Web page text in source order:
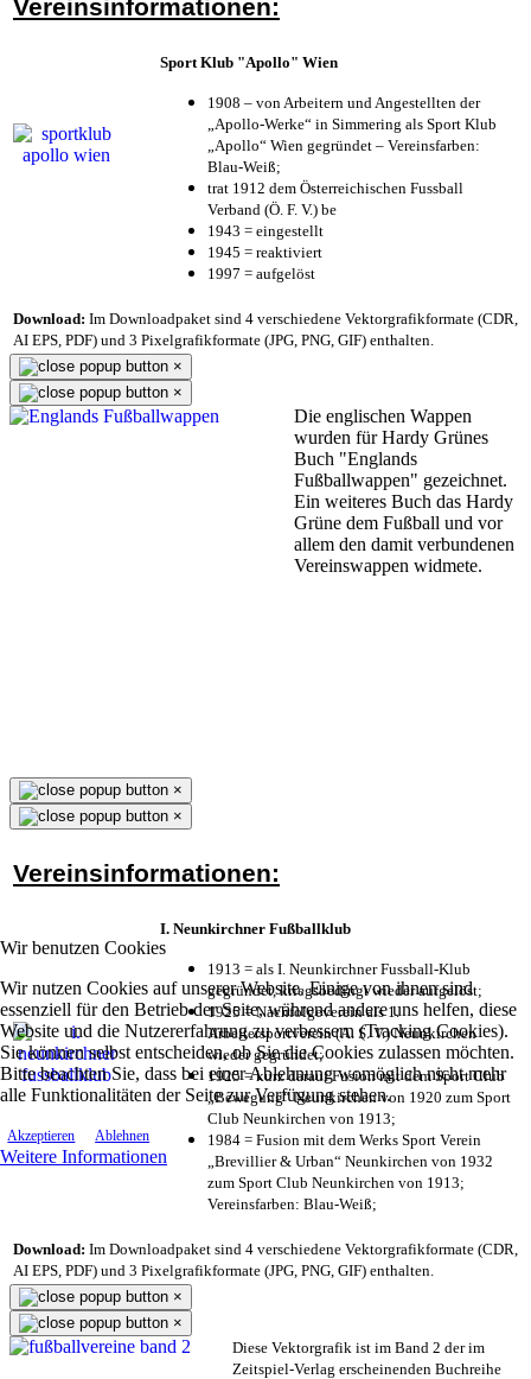
Wir benutzen Cookies
Wir nutzen Cookies auf unserer Website. Einige von ihnen sind
essenziell für den Betrieb der Seite, während andere uns helfen, diese
Website und die Nutzererfahrung zu verbessern (Tracking Cookies).
Sie können selbst entscheiden, ob Sie die Cookies zulassen möchten.
Bitte beachten Sie, dass bei einer Ablehnung womöglich nicht mehr
alle Funktionalitäten der Seite zur Verfügung stehen.
Akzeptieren Ablehnen
Weitere Informationen
Vereinsinformationen:
Sport Klub "Apollo" Wien
1908 – von Arbeitern und Angestellten der
„Apollo-Werke“ in Simmering als Sport Klub
„Apollo“ Wien gegründet – Vereinsfarben:
Blau-Weiß;
trat 1912 dem Österreichischen Fussball
Verband (Ö. F. V.) be
1943 = eingestellt
1945 = reaktiviert
1997 = aufgelöst
Download: Im Downloadpaket sind 4 verschiedene Vektorgrafikformate (CDR,
AI EPS, PDF) und 3 Pixelgrafikformate (JPG, PNG, GIF) enthalten.
×
×
Die englischen Wappen
wurden für Hardy Grünes
Buch "Englands
Fußballwappen" gezeichnet.
Ein weiteres Buch das Hardy
Grüne dem Fußball und vor
allem den damit verbundenen
Vereinswappen widmete.
×
×
Vereinsinformationen:
I. Neunkirchner Fußballklub
1913 = als I. Neunkirchner Fussball-Klub
gegründet, kriegsbedingt wieder aufgelöst;
1925 = Nachfolgeverein als 1.
Arbeitersportverein (A. S. V.) Neunkirchen
wieder gegründet;
1925 = kurz darauf Fusion mit dem Sport Club
„Bewegung“ Neunkirchen von 1920 zum Sport
Club Neunkirchen von 1913;
1984 = Fusion mit dem Werks Sport Verein
„Brevillier & Urban“ Neunkirchen von 1932
zum Sport Club Neunkirchen von 1913;
Vereinsfarben: Blau-Weiß;
Download: Im Downloadpaket sind 4 verschiedene Vektorgrafikformate (CDR,
AI EPS, PDF) und 3 Pixelgrafikformate (JPG, PNG, GIF) enthalten.
×
×
Diese Vektorgrafik ist im Band 2 der im
Zeitspiel-Verlag erscheinenden Buchreihe